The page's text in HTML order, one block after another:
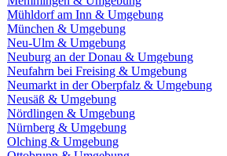
Mühldorf am Inn & Umgebung
München & Umgebung
Neu-Ulm & Umgebung
Neuburg an der Donau & Umgebung
Neufahrn bei Freising & Umgebung
Neumarkt in der Oberpfalz & Umgebung
Neusäß & Umgebung
Nördlingen & Umgebung
Nürnberg & Umgebung
Olching & Umgebung